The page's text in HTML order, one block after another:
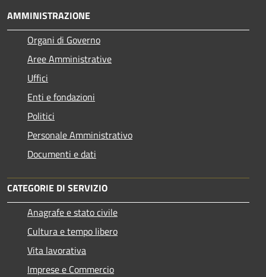
AMMINISTRAZIONE
Organi di Governo
Aree Amministrative
Uffici
Enti e fondazioni
Politici
Personale Amministrativo
Documenti e dati
CATEGORIE DI SERVIZIO
Anagrafe e stato civile
Cultura e tempo libero
Vita lavorativa
Imprese e Commercio